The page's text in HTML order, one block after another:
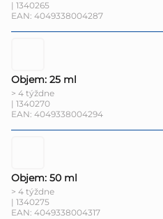
| 1340265
EAN: 4049338004287
Objem: 25 ml
> 4 týždne
| 1340270
EAN: 4049338004294
Objem: 50 ml
> 4 týždne
| 1340275
EAN: 4049338004317